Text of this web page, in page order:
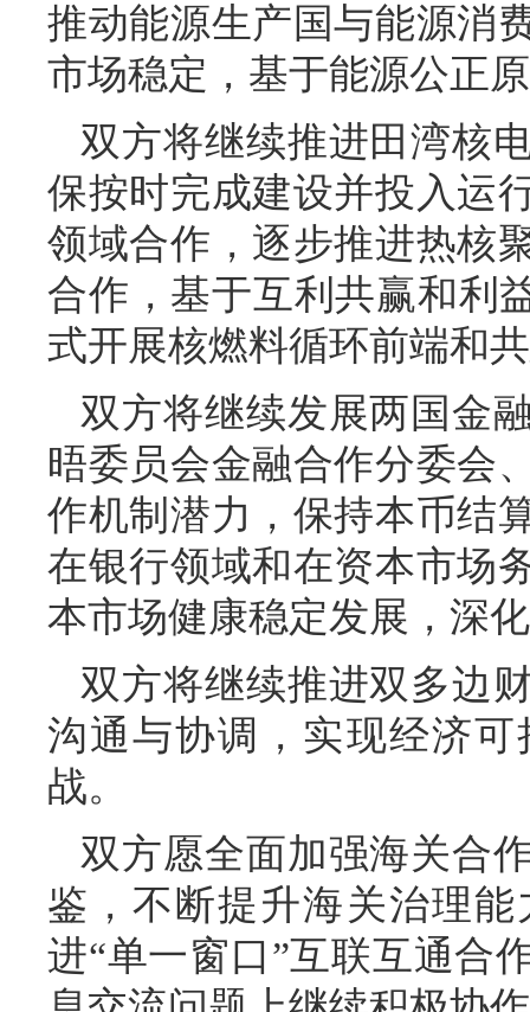
推动能源生产国与能源消
市场稳定，基于能源公正
双方将继续推进田湾核
保按时完成建设并投入运
领域合作，逐步推进热核
合作，基于互利共赢和利
式开展核燃料循环前端和
双方将继续发展两国金
晤委员会金融合作分委会
作机制潜力，保持本币结
在银行领域和在资本市场
本市场健康稳定发展，深
双方将继续推进双多边
沟通与协调，实现经济
战。
双方愿全面加强海关合
鉴，不断提升海关治理
进“单一窗口”互联互通合